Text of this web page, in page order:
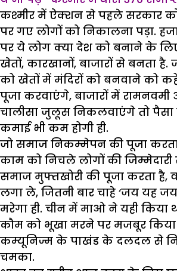
कश्मीर में ऐक्शन से पहले सरकार को
पर गए लोगों को निकालना पड़ा.
पर ये लोग क्या देश को बनाने के
खेतों, कारखानों, बाजारों से बनता
को खेतों में मंदिरों को बनवाने को
पूजा करवाएंगे, बाजारों में
चालीसा जुलूस निकलवाएंगे तो पैसा
कमाई भी कम होगी ही.
जो समाज निकम्मेपन की पूजा
काम को निचले लोगों की
समाज मुफ्तखोरी की पूजा करता है,
लगा ले, जितनी बार चाहे ‘जय यह
मरेगा ही. चीन में माओ ने यही किया
कौम को भूखा मरने पर मजबूर किया
कम्यूनिज्म के पाखंड के दलदल से
चमका.